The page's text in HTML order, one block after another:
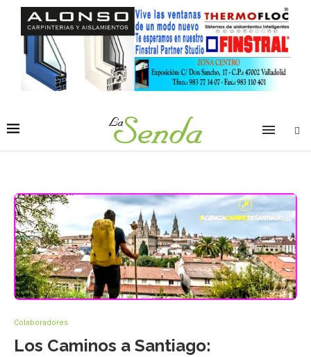
Colaboradores
Los Caminos a Santiago: